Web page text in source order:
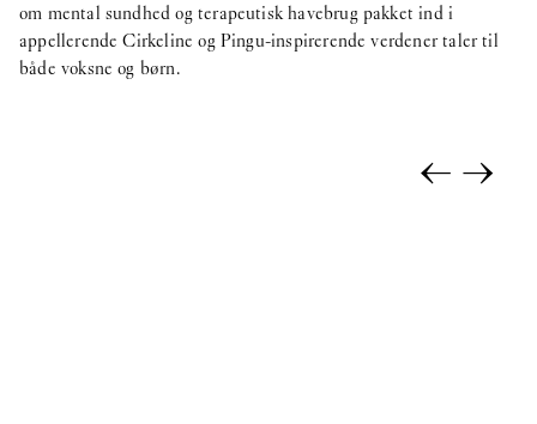
om mental sundhed og terapeutisk havebrug pakket ind i
appellerende Cirkeline og Pingu-inspirerende verdener taler til
både voksne og børn.
←→